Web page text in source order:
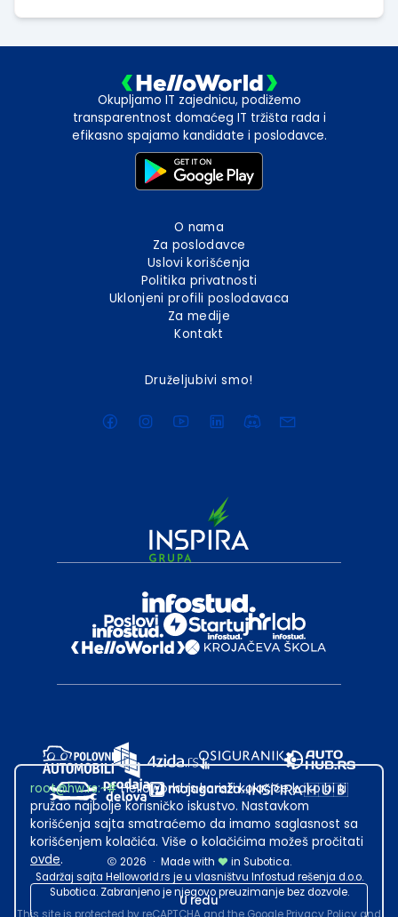
Okupljamo IT zajednicu, podižemo
transparentnost domaćeg IT tržišta rada i
efikasno spajamo kandidate i poslodavce.
O nama
Za poslodavce
Uslovi korišćenja
Politika privatnosti
Uklonjeni profili poslodavaca
Za medije
Kontakt
Druželjubivi smo!
2026 · Made with
in Subotica.
Sadržaj sajta Helloworld.rs je u vlasništvu Infostud rešenja d.o.o.
Subotica. Zabranjeno je njegovo preuzimanje bez dozvole.
root@hw.rs:~#Helloworld.rs koristi kolačiće kako bi ti
pružao najbolje korisničko iskustvo. Nastavkom
korišćenja sajta smatraćemo da imamo saglasnost sa
korišćenjem kolačića. Više o kolačićima možeš pročitati
ovde.
U redu